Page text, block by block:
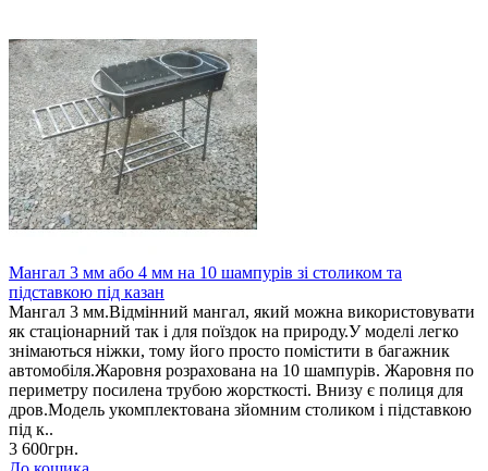
Мангал 3 мм або 4 мм на 10 шампурів зі столиком та
підставкою під казан
Мангал 3 мм.Відмінний мангал, який можна використовувати
як стаціонарний так і для поїздок на природу.У моделі легко
знімаються ніжки, тому його просто помістити в багажник
автомобіля.Жаровня розрахована на 10 шампурів. Жаровня по
периметру посилена трубою жорсткості. Внизу є полиця для
дров.Модель укомплектована зйомним столиком і підставкою
під к..
3 600грн.